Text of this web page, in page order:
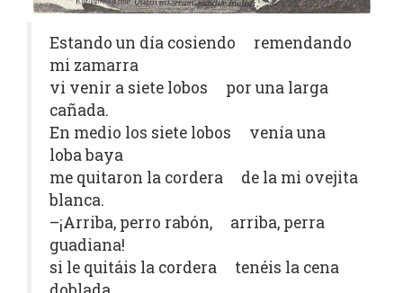
Estando un día cosiendo remendando
mi zamarra
vi venir a siete lobos por una larga
cañada.
En medio los siete lobos venía una
loba baya
me quitaron la cordera de la mi ovejita
blanca.
–¡Arriba, perro rabón, arriba, perra
guadiana!
si le quitáis la cordera tenéis la cena